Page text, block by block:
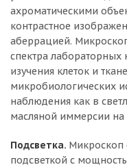
ахроматическими
контрастное
аберрацией.
спектра
изучения клеток и
микробиологических
наблюдения как в
масляной иммерсии на
Подсветка. Микроскоп
подсветкой с